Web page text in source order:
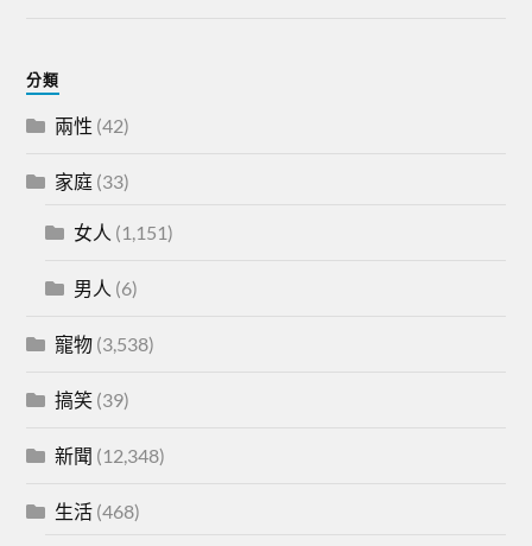
分類
兩性 (42)
家庭 (33)
女人 (1,151)
男人 (6)
寵物 (3,538)
搞笑 (39)
新聞 (12,348)
生活 (468)